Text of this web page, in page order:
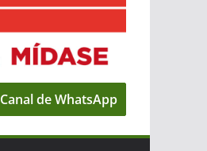
Canal de WhatsApp